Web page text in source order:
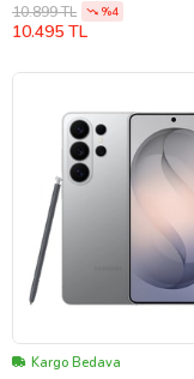
10.899 TL
%4
10.495 TL
Kargo Bedava